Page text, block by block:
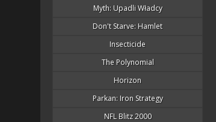
Myth: Upadli Władcy
Don't Starve: Hamlet
Insecticide
The Polynomial
Horizon
Parkan: Iron Strategy
NFL Blitz 2000